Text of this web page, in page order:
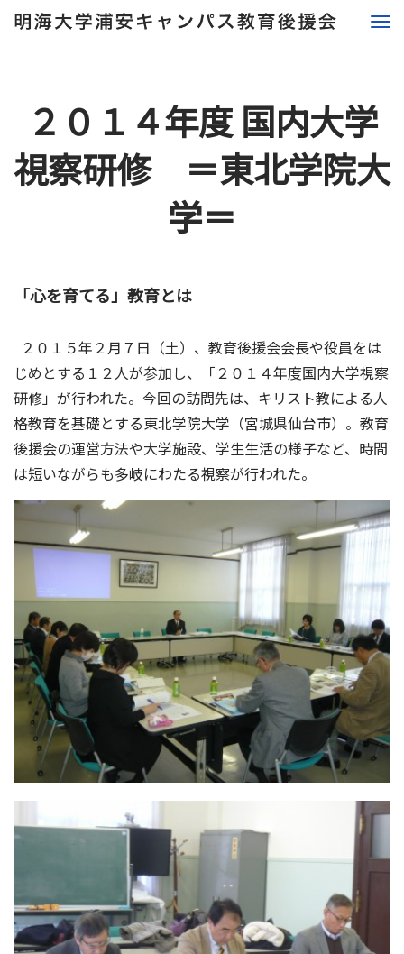
２０１４年度 国内大学
視察研修 ＝東北学院大
学＝
「心を育てる」教育とは
２０１５年２月７日（土）、教育後援会会長や役員をは
じめとする１２人が参加し、「２０１４年度国内大学視察
研修」が行われた。今回の訪問先は、キリスト教による人
格教育を基礎とする東北学院大学（宮城県仙台市）。教育
後援会の運営方法や大学施設、学生生活の様子など、時間
は短いながらも多岐にわたる視察が行われた。